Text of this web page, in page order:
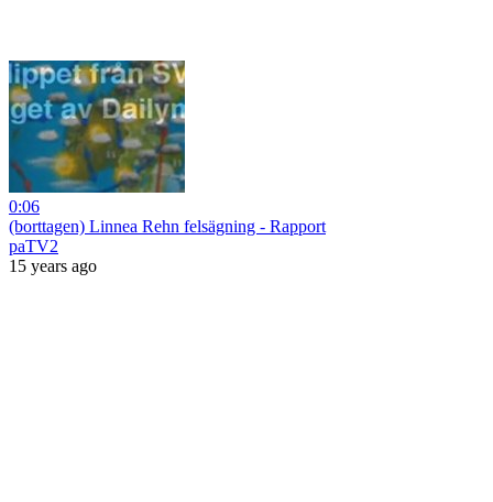
0:06
(borttagen) Linnea Rehn felsägning - Rapport
paTV2
15 years ago